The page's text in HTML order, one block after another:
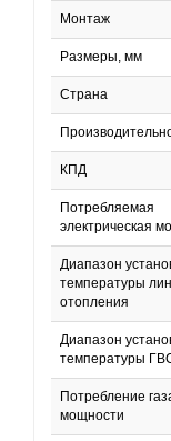
Монтаж
Размеры, мм
Страна
КПД
Потребляемая
электрическая
Диапазон
температуры
отопления
Диапазон
температуры
Потребление
мощности